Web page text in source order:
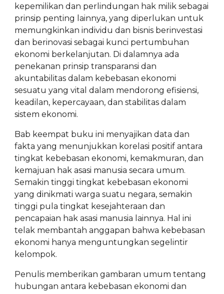
kepemilikan dan perlindungan hak milik sebagai
prinsip penting lainnya, yang diperlukan untuk
memungkinkan individu dan bisnis berinvestasi
dan berinovasi sebagai kunci pertumbuhan
ekonomi berkelanjutan. Di dalamnya ada
penekanan prinsip transparansi dan
akuntabilitas dalam kebebasan ekonomi
sesuatu yang vital dalam mendorong efisiensi,
keadilan, kepercayaan, dan stabilitas dalam
sistem ekonomi.
Bab keempat buku ini menyajikan data dan
fakta yang menunjukkan korelasi positif antara
tingkat kebebasan ekonomi, kemakmuran, dan
kemajuan hak asasi manusia secara umum.
Semakin tinggi tingkat kebebasan ekonomi
yang dinikmati warga suatu negara, semakin
tinggi pula tingkat kesejahteraan dan
pencapaian hak asasi manusia lainnya. Hal ini
telak membantah anggapan bahwa kebebasan
ekonomi hanya menguntungkan segelintir
kelompok.
Penulis memberikan gambaran umum tentang
hubungan antara kebebasan ekonomi dan